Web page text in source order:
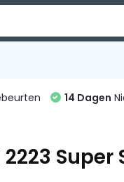
14 Dagen
2223